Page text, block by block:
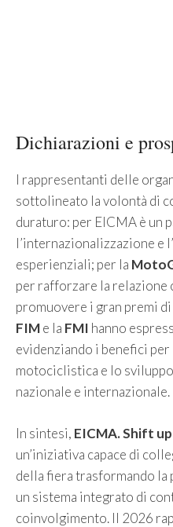
Dichiarazioni e
I rappresentanti delle
sottolineato la volontà di
duraturo: per EICMA è un
l’internazionalizzazione e
esperienziali; per la
per rafforzare la relazione
promuovere i gran premi
FIMe la FMI hanno
evidenziando i benefici
motociclistica e lo
nazionale e internazionale.
In sintesi, EICMA. Shift up
un’iniziativa capace di
della fiera trasformando la
un sistema integrato di
coinvolgimento. Il 2026